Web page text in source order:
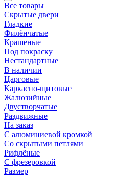
Все товары
Скрытые двери
Гладкие
Филёнчатые
Крашеные
Под покраску
Нестандартные
В наличии
Царговые
Каркасно-щитовые
Жалюзийные
Двустворчатые
Раздвижные
На заказ
С алюминиевой кромкой
Со скрытыми петлями
Рифлёные
С фрезеровкой
Размер